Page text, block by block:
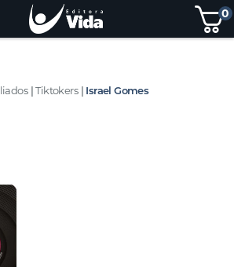
0
| Tiktokers | Israel Gomes